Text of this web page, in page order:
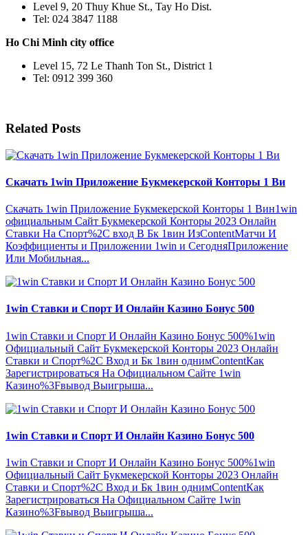
Level 9, 20 Thuy Khue St., Tay Ho Dist.
Tel: 024 3847 1188
Ho Chi Minh city office
Level 15, 72 Le Thanh Ton St., District 1
Tel: 0912 399 360
Related Posts
Скачать 1win Приложение Букмекерской Конторы 1 Ви
Скачать 1win Приложение Букмекерской Конторы 1 Вин1win
официальным Сайт Букмекерской Конторы 2023 Онлайн
Ставки На Спорт%2C вход В Бк 1вин ИзContentМатчи И
Коэффициенты и Приложении 1win и СегодняПриложение
Или Мобильная...
1win Ставки и Спорт И Онлайн Казино Бонус 500
1win Ставки и Спорт И Онлайн Казино Бонус 500%1win
Официальный Сайт Букмекерской Конторы 2023 Онлайн
Ставки и Спорт%2C Вход и Бк 1вин однимContentКак
Зарегистрироваться На Официальном Сайте 1win
Казино%3Fвывод Выигрыша...
1win Ставки и Спорт И Онлайн Казино Бонус 500
1win Ставки и Спорт И Онлайн Казино Бонус 500%1win
Официальный Сайт Букмекерской Конторы 2023 Онлайн
Ставки и Спорт%2C Вход и Бк 1вин однимContentКак
Зарегистрироваться На Официальном Сайте 1win
Казино%3Fвывод Выигрыша...